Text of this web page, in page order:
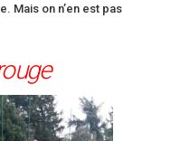
Mais on n’en est pas